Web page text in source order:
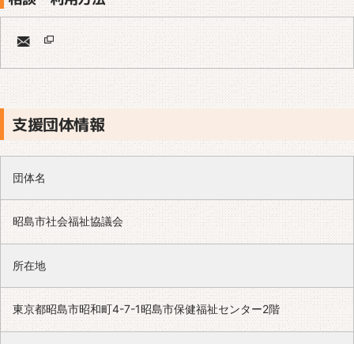
支援団体情報
団体名
昭島市社会福祉協議会
所在地
東京都昭島市昭和町4-7-1昭島市保健福祉センター2階